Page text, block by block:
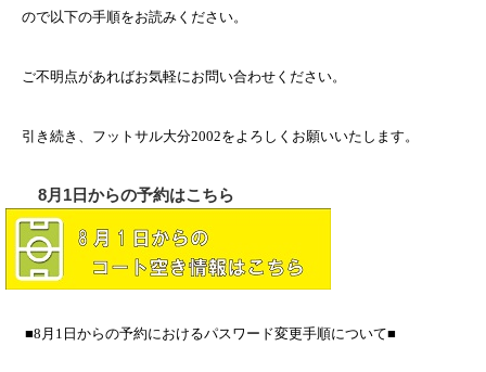
ので以下の手順をお読みください。
ご不明点があればお気軽にお問い合わせください。
引き続き、フットサル大分2002をよろしくお願いいたします。
8月1日からの予約はこちら
■8月1日からの予約におけるパスワード変更手順について■